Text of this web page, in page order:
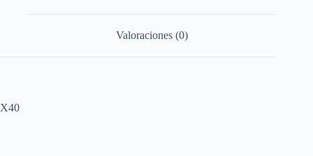
Valoraciones (0)
X40